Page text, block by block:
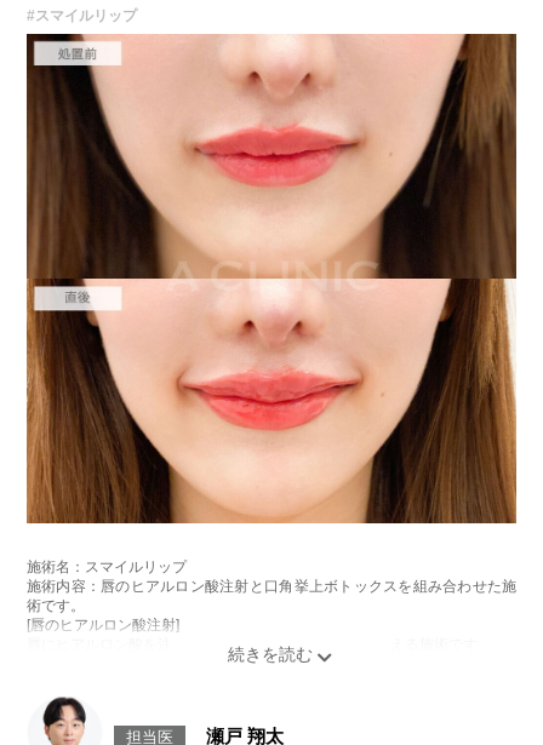
#スマイルリップ
施術名：スマイルリップ
施術内容：唇のヒアルロン酸注射と口角挙上ボトックスを組み合わせた施
術です。
[唇のヒアルロン酸注射]
唇にヒアルロン酸を注入し、ボリュームやバランスを整える施術です。
注入し、筋肉の動きを抑制し、口角を上げる施術です。
施術時間：約15～20分程
担当医 瀬戸 翔太